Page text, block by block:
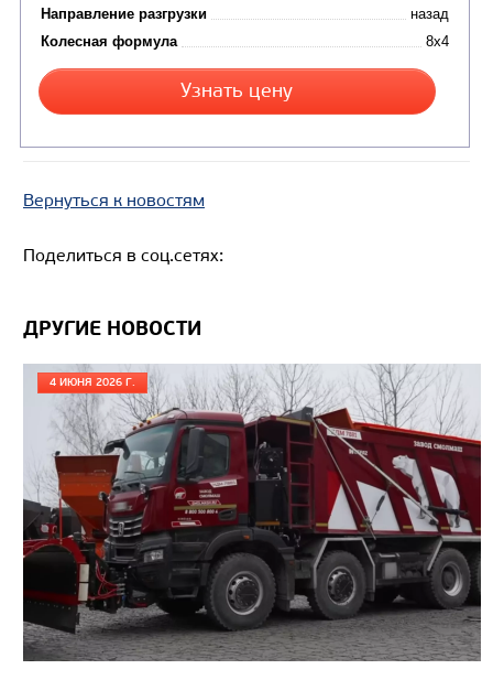
Цена по запросу
Грузоподъемность, кг
Узнать цену
САМОСВАЛ КАМАЗ-65801
Вернуться к новостям
Поделиться в соц.сетях:
ДРУГИЕ НОВОСТИ
4 ИЮНЯ 2026 Г.